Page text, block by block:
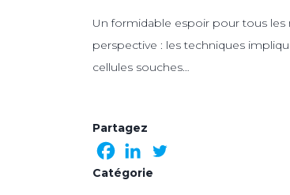
Un formidable espoir pour tous les
perspective : les techniques
cellules souches…
Partagez
Catégorie